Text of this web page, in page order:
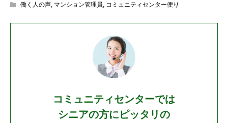
働く人の声, マンション管理員, コミュニティセンター便り
コミュニティセンターでは
シニアの方にピッタリの